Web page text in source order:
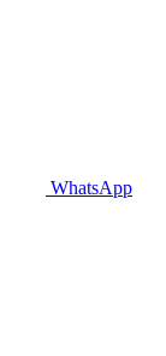
WhatsApp